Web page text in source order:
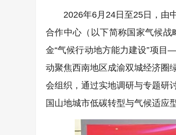
2026年6月24日至25日，由
合作中心（以下简称国家气候
金“气候行动地方能力建设”项
动聚焦西南地区成渝双城经济圈
会组织，通过实地调研与专题研
国山地城市低碳转型与气候适应